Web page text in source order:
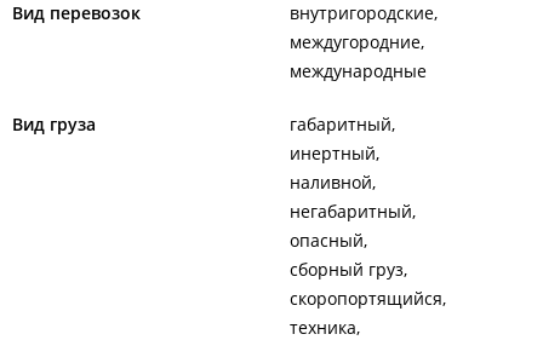
Вид перевозок
внутригородские
междугородние
международные
Вид груза
габаритный
инертный
наливной
негабаритный
опасный
сборный груз
скоропортящийся
техника